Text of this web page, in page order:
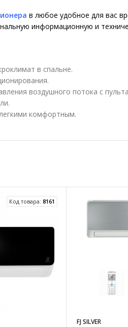
в любое удобное для вас
информационную и
в спальне.
воздушного потока с
комфортным.
Код товара: 8161
FJ SILVER